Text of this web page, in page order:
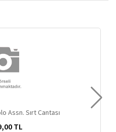
Assn. Sırt Cantası
TL